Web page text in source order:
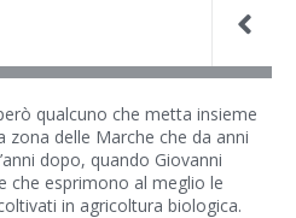
qualcuno che metta insieme
delle Marche che da anni
dopo, quando Giovanni
che esprimono al meglio le
in agricoltura biologica.